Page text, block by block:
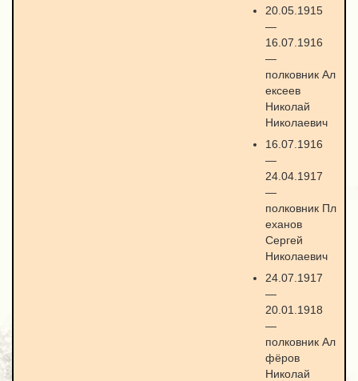
20.05.1915
—
16.07.1916
—
полковник Ал
ексеев
Николай
Николаевич
16.07.1916
—
24.04.1917
—
полковник Пл
еханов
Сергей
Николаевич
24.07.1917
—
20.01.1918
—
полковник Ал
фёров
Николай